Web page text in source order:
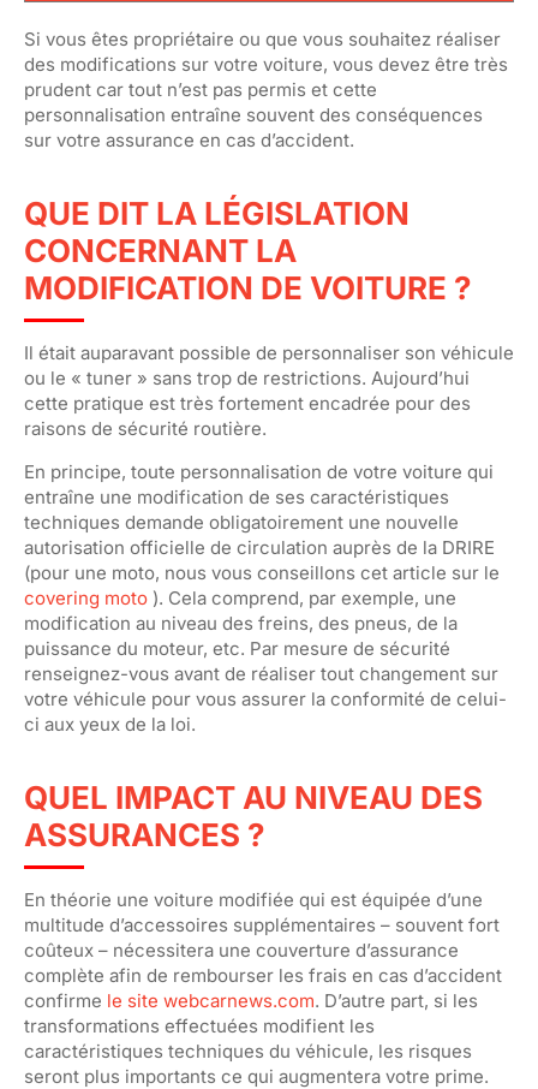
Si vous êtes propriétaire ou que vous souhaitez réaliser
des modifications sur votre voiture, vous devez être très
prudent car tout n’est pas permis et cette
personnalisation entraîne souvent des conséquences
sur votre assurance en cas d’accident.
QUE DIT LA LÉGISLATION
CONCERNANT LA
MODIFICATION DE VOITURE ?
Il était auparavant possible de personnaliser son véhicule
ou le « tuner » sans trop de restrictions. Aujourd’hui
cette pratique est très fortement encadrée pour des
raisons de sécurité routière.
En principe, toute personnalisation de votre voiture qui
entraîne une modification de ses caractéristiques
techniques demande obligatoirement une nouvelle
autorisation officielle de circulation auprès de la DRIRE
(pour une moto, nous vous conseillons cet article sur le
covering moto ). Cela comprend, par exemple, une
modification au niveau des freins, des pneus, de la
puissance du moteur, etc. Par mesure de sécurité
renseignez-vous avant de réaliser tout changement sur
votre véhicule pour vous assurer la conformité de celui-
ci aux yeux de la loi.
QUEL IMPACT AU NIVEAU DES
ASSURANCES ?
En théorie une voiture modifiée qui est équipée d’une
multitude d’accessoires supplémentaires – souvent fort
coûteux – nécessitera une couverture d’assurance
complète afin de rembourser les frais en cas d’accident
confirme le site webcarnews.com. D’autre part, si les
transformations effectuées modifient les
caractéristiques techniques du véhicule, les risques
seront plus importants ce qui augmentera votre prime.